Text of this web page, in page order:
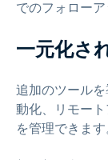
でのフォローア
一元化さ
追加のツール
動化、リモー
を管理できます